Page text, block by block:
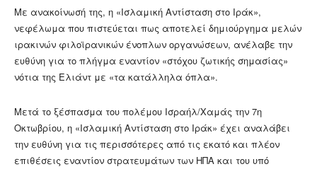
Με ανακοίνωσή της, η «Ισλαμική Αντίσταση στο Ιράκ»,
νεφέλωμα που πιστεύεται πως αποτελεί δημιούργημα μελών
ιρακινών φιλοϊρανικών ένοπλων οργανώσεων, ανέλαβε την
ευθύνη για το πλήγμα εναντίον «στόχου ζωτικής σημασίας»
νότια της Ελιάντ με «τα κατάλληλα όπλα».
Μετά το ξέσπασμα του πολέμου Ισραήλ/Χαμάς την 7η
Οκτωβρίου, η «Ισλαμική Αντίσταση στο Ιράκ» έχει αναλάβει
την ευθύνη για τις περισσότερες από τις εκατό και πλέον
επιθέσεις εναντίον στρατευμάτων των ΗΠΑ και του υπό